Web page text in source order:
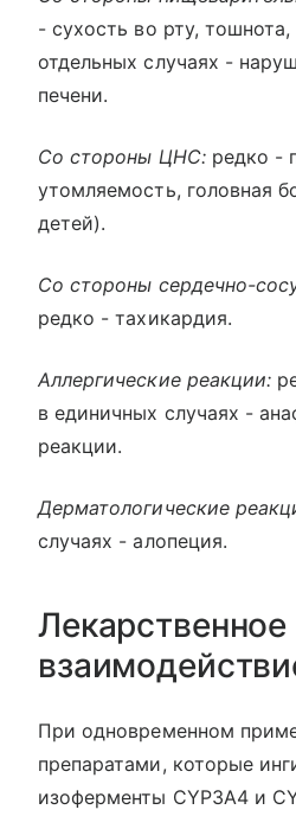
- сухость во рту, тошнота,
отдельных случаях -
печени.
Со стороны ЦНС:редко -
утомляемость, головная
детей).
Со стороны сердечно-
редко - тахикардия.
Аллергические реакции:
в единичных случаях -
реакции.
Дерматологические
случаях - алопеция.
Лекарственное
При одновременном
препаратами, которые
изоферменты CYP3A4 и